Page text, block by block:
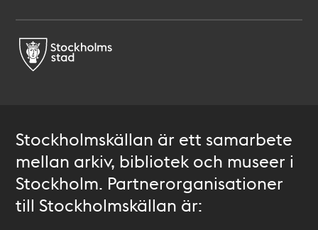
Stockholmskällan är ett samarbete
mellan arkiv, bibliotek och museer i
Stockholm. Partnerorganisationer
till Stockholmskällan är: